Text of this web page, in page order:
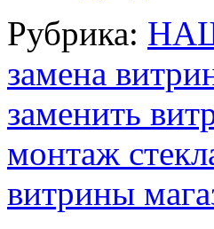
Рубрика:
замена
заменить
монтаж
витрины